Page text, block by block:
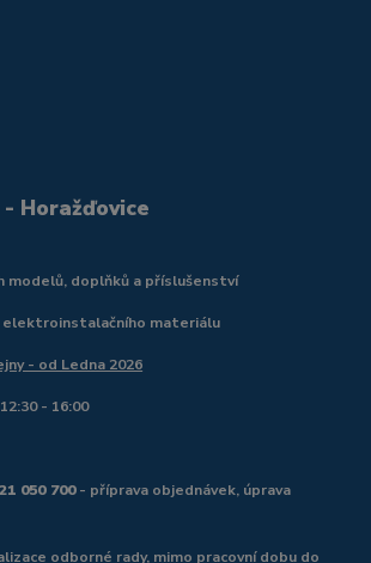
Horažďovice
modelů, doplňků a příslušenství
elektroinstalačního materiálu
- od Ledna 2026
- 16:00
050 700- příprava objednávek, úprava
odborné rady, mimo pracovní dobu do